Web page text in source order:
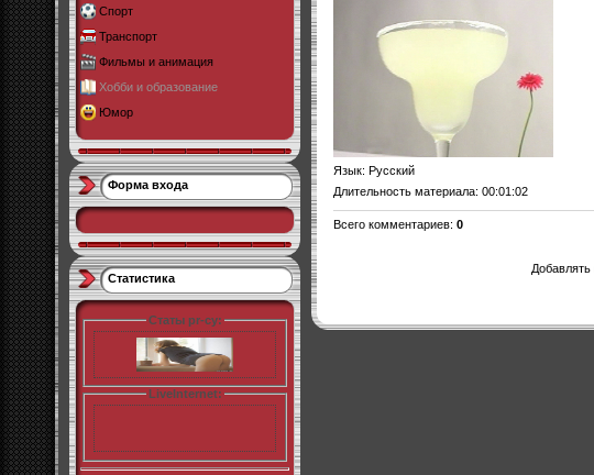
Спорт
Транспорт
Фильмы и анимация
Хобби и образование
Юмор
Форма входа
Статистика
Статы pr-cy:
LiveInternet:
Язык: Русский
Длительность материала: 00:01:02
Всего комментариев: 0
Добавлять